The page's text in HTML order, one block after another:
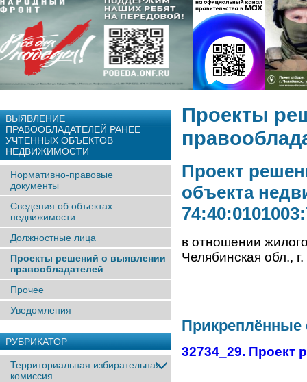
ВЫЯВЛЕНИЕ
ПРАВООБЛАДАТЕЛЕЙ РАНЕЕ
УЧТЕННЫX ОБЪЕКТОВ
НЕДВИЖИМОСТИ
Нормативно-правовые
документы
Сведения об объектах
недвижимости
Должностные лица
Проекты решений о выявлении
правообладателей
Прочее
Уведомления
РУБРИКАТОР
Территориальная избирательная
комиссия
Проекты
Проект
объекта
в отношении
Челябинская обл.,
32734_29. Проект